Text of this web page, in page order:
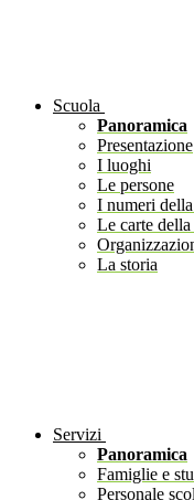
Scuola
Panoramica
Presentazione
I luoghi
Le persone
I numeri
Le carte della
La storia
Servizi
Panoramica
Famiglie e
Personale